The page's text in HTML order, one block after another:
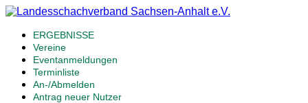
ERGEBNISSE
Vereine
Eventanmeldungen
Terminliste
An-/Abmelden
Antrag neuer Nutzer